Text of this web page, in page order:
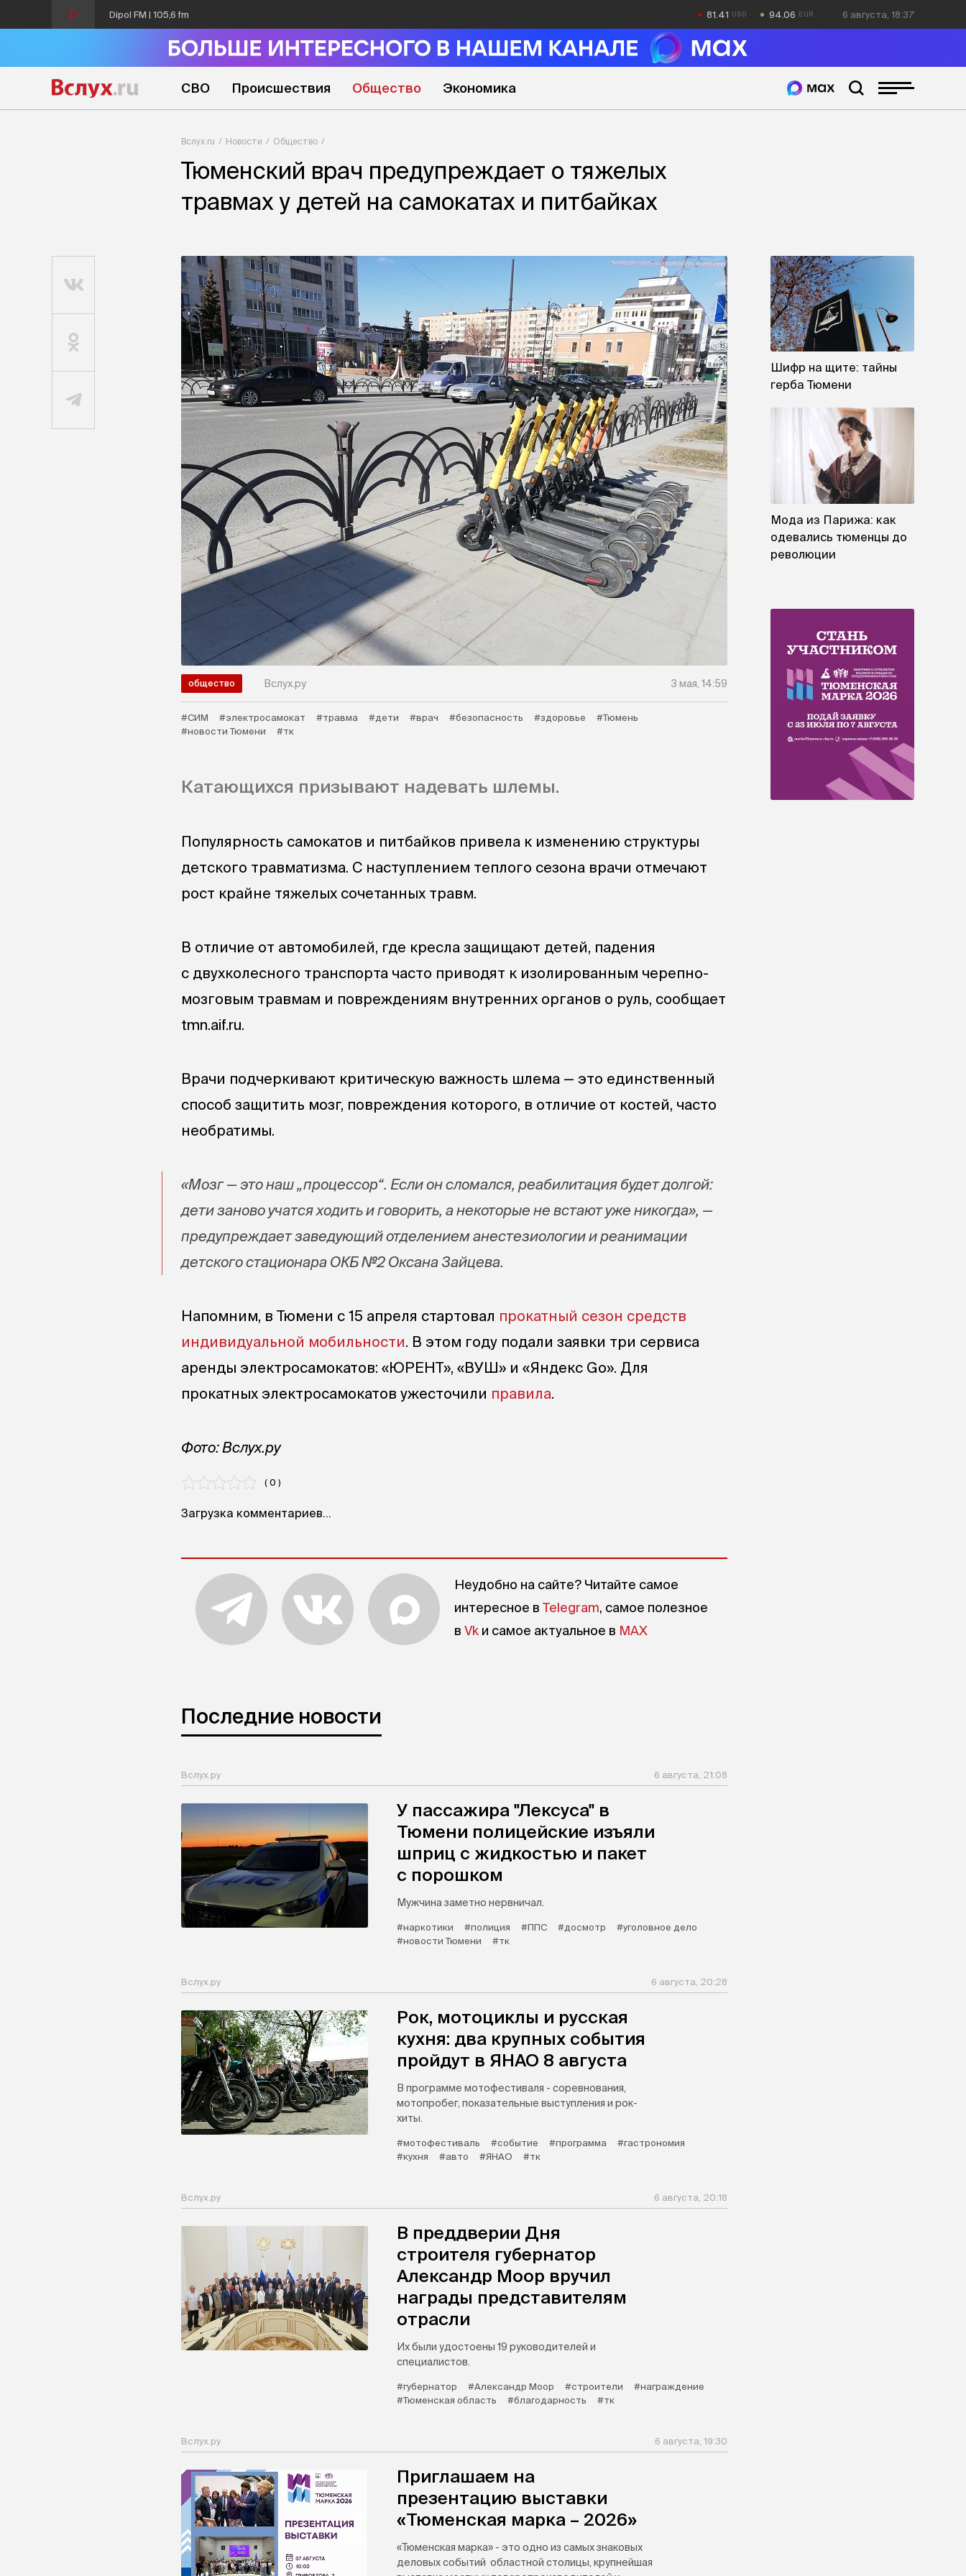
Dipol FM | 105,6 fm 81.41 94.06 6 августа, 18:37
СВО Происшествия Общество Экономика
Вслух.ru Новости Общество
Тюменский врач предупреждает о тяжелых
травмах у детей на самокатах и питбайках
общество Вслух.ру 3 мая, 14:59
#СИМ #электросамокат #травма #дети #врач #безопасность #здоровье
#Тюмень
#новости Тюмени
#тк
Катающихся призывают надевать шлемы.
Популярность самокатов и питбайков привела к изменению структуры
детского травматизма. С наступлением теплого сезона врачи отмечают
рост крайне тяжелых сочетанных травм.
В отличие от автомобилей, где кресла защищают детей, падения
с двухколесного транспорта часто приводят к изолированным черепно-
мозговым травмам и повреждениям внутренних органов о руль, сообщает
tmn.aif.ru.
Врачи подчеркивают критическую важность шлема — это единственный
способ защитить мозг, повреждения которого, в отличие от костей, часто
необратимы.
«Мозг — это наш „процессор“. Если он сломался, реабилитация будет долгой:
дети заново учатся ходить и говорить, а некоторые не встают уже никогда», —
предупреждает заведующий отделением анестезиологии и реанимации
детского стационара ОКБ №2 Оксана Зайцева.
Напомним, в Тюмени с 15 апреля стартовал прокатный сезон средств
индивидуальной мобильности. В этом году подали заявки три сервиса
аренды электросамокатов: «ЮРЕНТ», «ВУШ» и «Яндекс Go». Для
прокатных электросамокатов ужесточили правила.
Фото: Вслух.ру
( 0 )
Загрузка комментариев...
Неудобно на сайте? Читайте самое
интересное в Telegram, самое полезное
в Vk и самое актуальное в MAX
Последние новости
Вслух.ру 6 августа, 21:08
У пассажира "Лексуса" в
Тюмени полицейские изъяли
шприц с жидкостью и пакет
с порошком
Мужчина заметно нервничал.
#наркотики #полиция #ППС #досмотр
#уголовное дело
#новости Тюмени
#тк
Вслух.ру 6 августа, 20:28
Рок, мотоциклы и русская
кухня: два крупных события
пройдут в ЯНАО 8 августа
В программе мотофестиваля - соревнования,
мотопробег, показательные выступления и рок-
хиты.
#мотофестиваль #событие #программа
#гастрономия
#кухня
#авто #ЯНАО #тк
Вслух.ру 6 августа, 20:18
В преддверии Дня
строителя губернатор
Александр Моор вручил
награды представителям
отрасли
Их были удостоены 19 руководителей и
специалистов.
#губернатор #Александр Моор #строители
#награждение
#Тюменская область
#благодарность #тк
Вслух.ру 6 августа, 19:30
Приглашаем на
презентацию выставки
«Тюменская марка – 2026»
«Тюменская марка» - это одно из самых знаковых
деловых событий областной столицы, крупнейшая
Шифр на щите: тайны
герба Тюмени
Мода из Парижа: как
одевались тюменцы до
революции